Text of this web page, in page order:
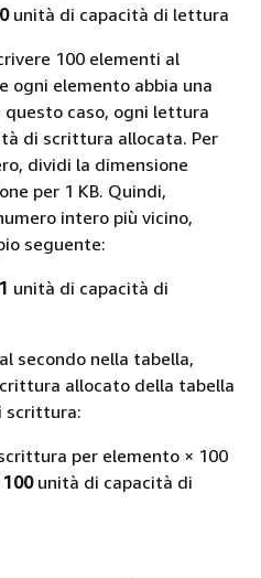
unità di capacità di lettura
100 elementi al
ogni elemento abbia una
questo caso, ogni lettura
di scrittura allocata. Per
dividi la dimensione
per 1 KB. Quindi,
intero più vicino,
seguente:
1 unità di capacità di
secondo nella tabella,
allocato della tabella
scrittura:
per elemento × 100
100unità di capacità di